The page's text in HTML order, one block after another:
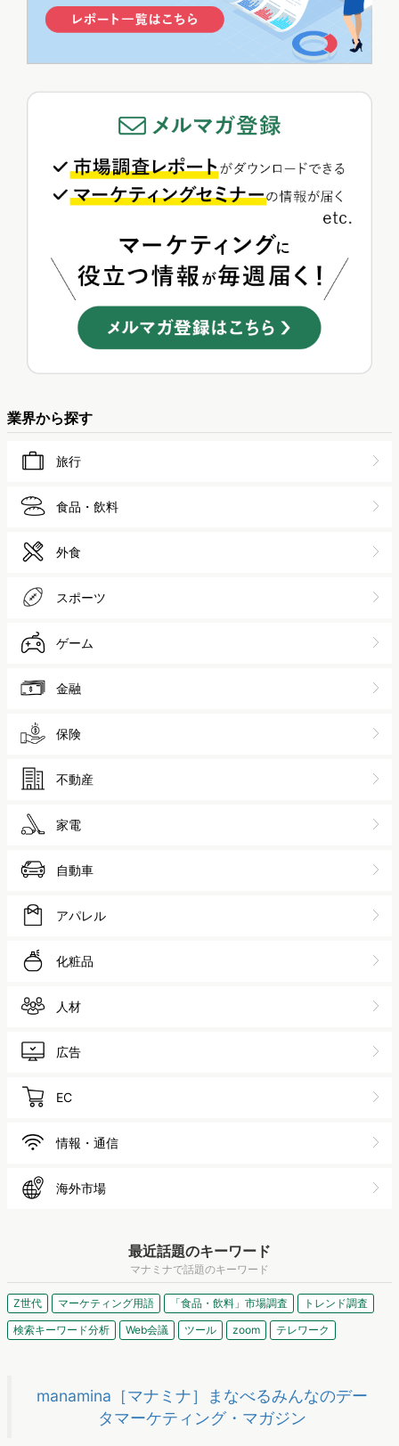
業界から探す
旅行
食品・飲料
外食
スポーツ
ゲーム
金融
保険
不動産
家電
自動車
アパレル
化粧品
人材
広告
EC
情報・通信
海外市場
最近話題のキーワード
マナミナで話題のキーワード
Z世代 マーケティング用語 「食品・飲料」市場調査
トレンド調査
検索キーワード分析
Web会議 ツール zoom テレワーク
manamina［マナミナ］まなべるみんなのデー
タマーケティング・マガジン